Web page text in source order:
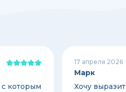
которым
17 апреля 2026
Марк
Хочу